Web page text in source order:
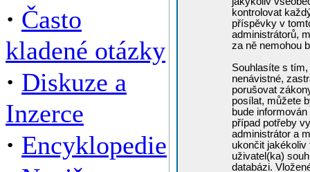
· Často
kladené otázky
· Diskuze a
Inzerce
· Encyklopedie
kontrolovat
příspěvky v
administrátorů,
za ně nemohou
Souhlasíte s
nenávistné,
porušovat
posílat, můžete
bude
případ potřeby
administrátor a
ukončit
uživatel(ka)
databázi.